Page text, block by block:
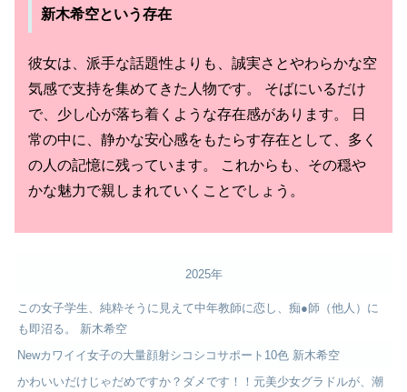
新木希空という存在
彼女は、派手な話題性よりも、誠実さとやわらかな空
気感で支持を集めてきた人物です。 そばにいるだけ
で、少し心が落ち着くような存在感があります。 日
常の中に、静かな安心感をもたらす存在として、多く
の人の記憶に残っています。 これからも、その穏や
かな魅力で親しまれていくことでしょう。
2025年
この女子学生、純粋そうに見えて中年教師に恋し、痴●師（他人）に
も即沼る。 新木希空
Newカワイイ女子の大量顔射シコシコサポート10色 新木希空
かわいいだけじゃだめですか？ダメです！！元美少女グラドルが、潮